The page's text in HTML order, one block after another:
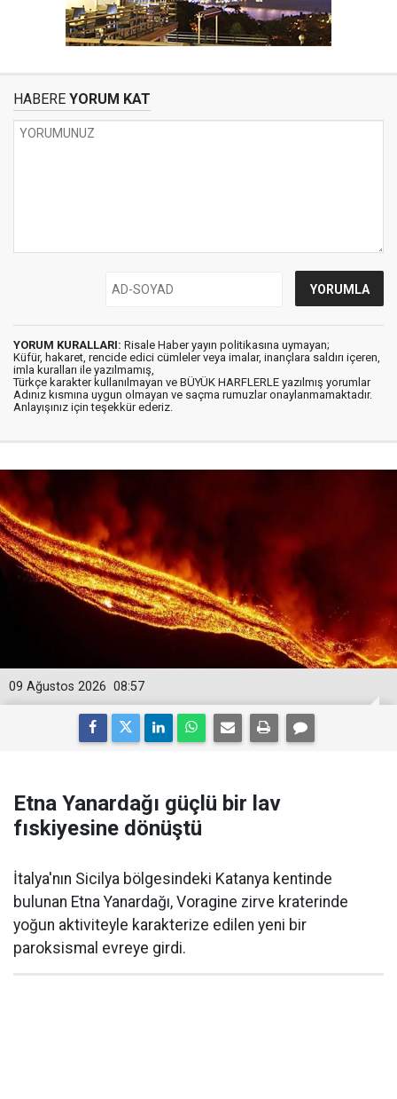
HABERE YORUM KAT
YORUM KURALLARI: Risale Haber yayın politikasına uymayan;
Küfür, hakaret, rencide edici cümleler veya imalar, inançlara saldırı içeren,
imla kuralları ile yazılmamış,
Türkçe karakter kullanılmayan ve BÜYÜK HARFLERLE yazılmış yorumlar
Adınız kısmına uygun olmayan ve saçma rumuzlar onaylanmamaktadır.
Anlayışınız için teşekkür ederiz.
08:57
09 Ağustos 2026
Etna Yanardağı güçlü bir lav
fıskiyesine dönüştü
İtalya'nın Sicilya bölgesindeki Katanya kentinde
bulunan Etna Yanardağı, Voragine zirve kraterinde
yoğun aktiviteyle karakterize edilen yeni bir
paroksismal evreye girdi.